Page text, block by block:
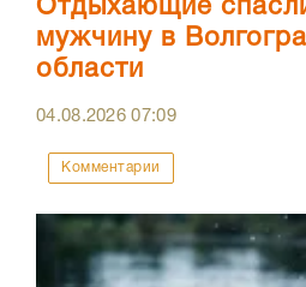
Отдыхающие
мужчину в
области
04.08.202607:09
Комментарии